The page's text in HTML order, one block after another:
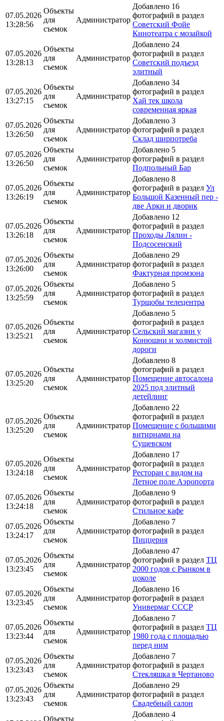
07.05.2026
13:28:56
Объекты
для
съемок
Администратор
Добавлено 16
фотографий в раздел
Советский Фойе
Кинотеатра с мозайкой
07.05.2026
13:28:13
Объекты
для
съемок
Администратор
Добавлено 24
фотографий в раздел
Советский подъезд
элитный
07.05.2026
13:27:15
Объекты
для
съемок
Администратор
Добавлено 34
фотографий в раздел
Хай тек школа
современная яркая
07.05.2026
13:26:50
Объекты
для
съемок
Администратор
Добавлено 3
фотографий в раздел
Склад ширпотреба
07.05.2026
13:26:50
Объекты
для
съемок
Администратор
Добавлено 5
фотографий в раздел
Подпольный Бар
07.05.2026
13:26:19
Объекты
для
съемок
Администратор
Добавлено 8
фотографий в раздел Ул
Большой Казенный пер -
две Арки и дворик
07.05.2026
13:26:18
Объекты
для
съемок
Администратор
Добавлено 12
фотографий в раздел
Проходы Лялин -
Подсосенский
07.05.2026
13:26:00
Объекты
для
съемок
Администратор
Добавлено 29
фотографий в раздел
Фактурная промзона
07.05.2026
13:25:59
Объекты
для
съемок
Администратор
Добавлено 5
фотографий в раздел
Турщобы телецентра
07.05.2026
13:25:21
Объекты
для
съемок
Администратор
Добавлено 5
фотографий в раздел
Сельский магазин у
Конюшни и холмистой
дороги
07.05.2026
13:25:20
Объекты
для
съемок
Администратор
Добавлено 8
фотографий в раздел
Помещение автосалона
2025 под элитный
детейлинг
07.05.2026
13:25:20
Объекты
для
съемок
Администратор
Добавлено 22
фотографий в раздел
Помещение с большими
витирнами на
Сущевском
07.05.2026
13:24:18
Объекты
для
съемок
Администратор
Добавлено 17
фотографий в раздел
Ресторан с видом на
Летное поле Аэропорта
07.05.2026
13:24:18
Объекты
для
съемок
Администратор
Добавлено 9
фотографий в раздел
Стильное кафе
07.05.2026
13:24:17
Объекты
для
съемок
Администратор
Добавлено 7
фотографий в раздел
Пиццерия
07.05.2026
13:23:45
Объекты
для
съемок
Администратор
Добавлено 47
фотографий в раздел ТЦ
2000 годов с Рынком в
цоколе
07.05.2026
13:23:45
Объекты
для
съемок
Администратор
Добавлено 16
фотографий в раздел
Универмаг СССР
07.05.2026
13:23:44
Объекты
для
съемок
Администратор
Добавлено 7
фотографий в раздел ТЦ
1980 года с площадью
перед ним
07.05.2026
13:23:43
Объекты
для
съемок
Администратор
Добавлено 7
фотографий в раздел
Стекляшка в Чертаново
07.05.2026
13:23:43
Объекты
для
съемок
Администратор
Добавлено 29
фотографий в раздел
Свадебный салон
Объекты
Добавлено 4